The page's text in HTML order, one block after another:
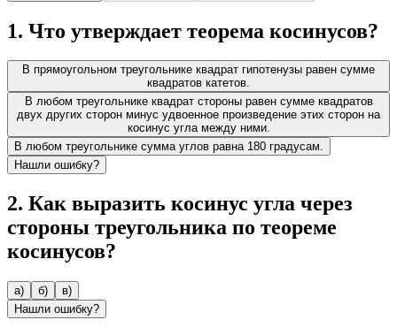
1. Что утверждает теорема косинусов?
В прямоугольном треугольнике квадрат гипотенузы равен сумме
квадратов катетов.
В любом треугольнике квадрат стороны равен сумме квадратов
двух других сторон минус удвоенное произведение этих сторон на
косинус угла между ними.
В любом треугольнике сумма углов равна 180 градусам.
Нашли ошибку?
2. Как выразить косинус угла через
стороны треугольника по теореме
косинусов?
а) б)
в)
Нашли ошибку?